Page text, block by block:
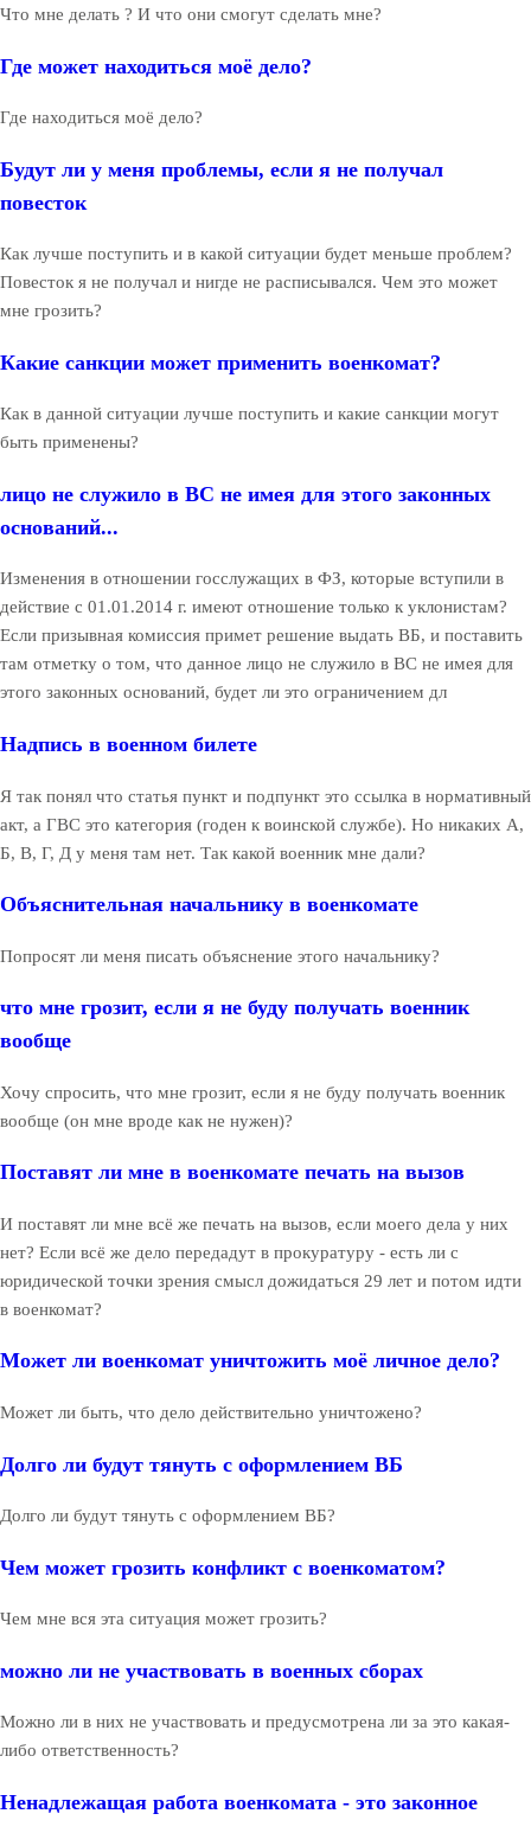
Что мне делать ? И что они смогут сделать мне?
Где может находиться моё дело?
Где находиться моё дело?
Будут ли у меня проблемы, если я не получал
повесток
Как лучше поступить и в какой ситуации будет меньше проблем?
Повесток я не получал и нигде не расписывался. Чем это может
мне грозить?
Какие санкции может применить военкомат?
Как в данной ситуации лучше поступить и какие санкции могут
быть применены?
лицо не служило в ВС не имея для этого законных
оснований...
Изменения в отношении госслужащих в ФЗ, которые вступили в
действие с 01.01.2014 г. имеют отношение только к уклонистам?
Если призывная комиссия примет решение выдать ВБ, и поставить
там отметку о том, что данное лицо не служило в ВС не имея для
этого законных оснований, будет ли это ограничением дл
Надпись в военном билете
Я так понял что статья пункт и подпункт это ссылка в нормативный
акт, а ГВС это категория (годен к воинской службе). Но никаких А,
Б, В, Г, Д у меня там нет. Так какой военник мне дали?
Объяснительная начальнику в военкомате
Попросят ли меня писать объяснение этого начальнику?
что мне грозит, если я не буду получать военник
вообще
Хочу спросить, что мне грозит, если я не буду получать военник
вообще (он мне вроде как не нужен)?
Поставят ли мне в военкомате печать на вызов
И поставят ли мне всё же печать на вызов, если моего дела у них
нет? Если всё же дело передадут в прокуратуру - есть ли с
юридической точки зрения смысл дожидаться 29 лет и потом идти
в военкомат?
Может ли военкомат уничтожить моё личное дело?
Может ли быть, что дело действительно уничтожено?
Долго ли будут тянуть с оформлением ВБ
Долго ли будут тянуть с оформлением ВБ?
Чем может грозить конфликт с военкоматом?
Чем мне вся эта ситуация может грозить?
можно ли не участвовать в военных сборах
Можно ли в них не участвовать и предусмотрена ли за это какая-
либо ответственность?
Ненадлежащая работа военкомата - это законное